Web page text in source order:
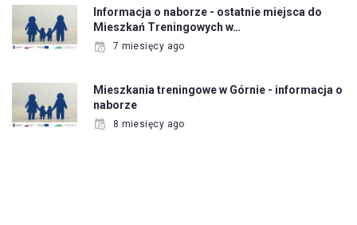
Informacja o naborze - ostatnie miejsca do
Mieszkań Treningowych w…
7 miesięcy ago
Mieszkania treningowe w Górnie - informacja o
naborze
8 miesięcy ago